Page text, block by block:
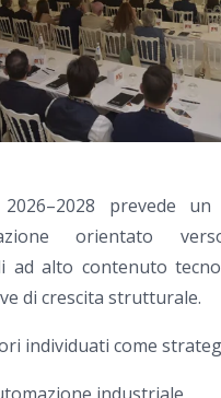
prevede
orientato
ad alto contenuto
di crescita strutturale.
individuati come